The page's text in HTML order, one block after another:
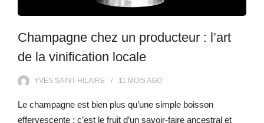
Champagne chez un producteur : l’art
de la vinification locale
YVES SAINT-HILAIRE 11 MOISAGO
Le champagne est bien plus qu’une simple boisson
effervescente ; c’est le fruit d’un savoir-faire ancestral et